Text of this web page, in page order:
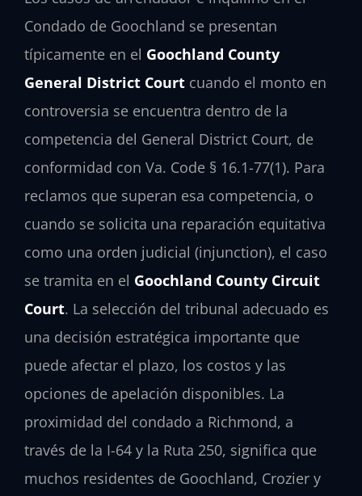
Condado de Goochland se presentan
típicamente en el Goochland County
General District Court cuando el monto en
controversia se encuentra dentro de la
competencia del General District Court, de
conformidad con Va. Code § 16.1-77(1). Para
reclamos que superan esa competencia, o
cuando se solicita una reparación equitativa
como una orden judicial (injunction), el caso
se tramita en el Goochland County Circuit
Court. La selección del tribunal adecuado es
una decisión estratégica importante que
puede afectar el plazo, los costos y las
opciones de apelación disponibles. La
proximidad del condado a Richmond, a
través de la I-64 y la Ruta 250, significa que
muchos residentes de Goochland, Crozier y